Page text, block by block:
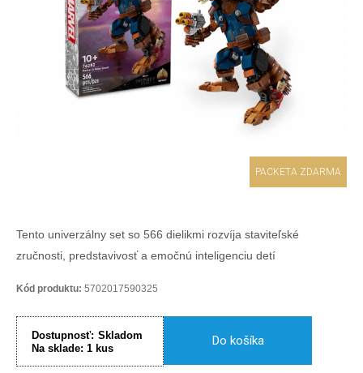
PACKETA ZDARMA
Tento univerzálny set so 566 dielikmi rozvíja staviteľské
zručnosti, predstavivosť a emočnú inteligenciu detí
Kód produktu: 5702017590325
Dostupnosť: Skladom
Na sklade: 1 kus
Do košíka